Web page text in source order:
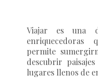
Viajar es una
permite
descubrir
lugares llenos de